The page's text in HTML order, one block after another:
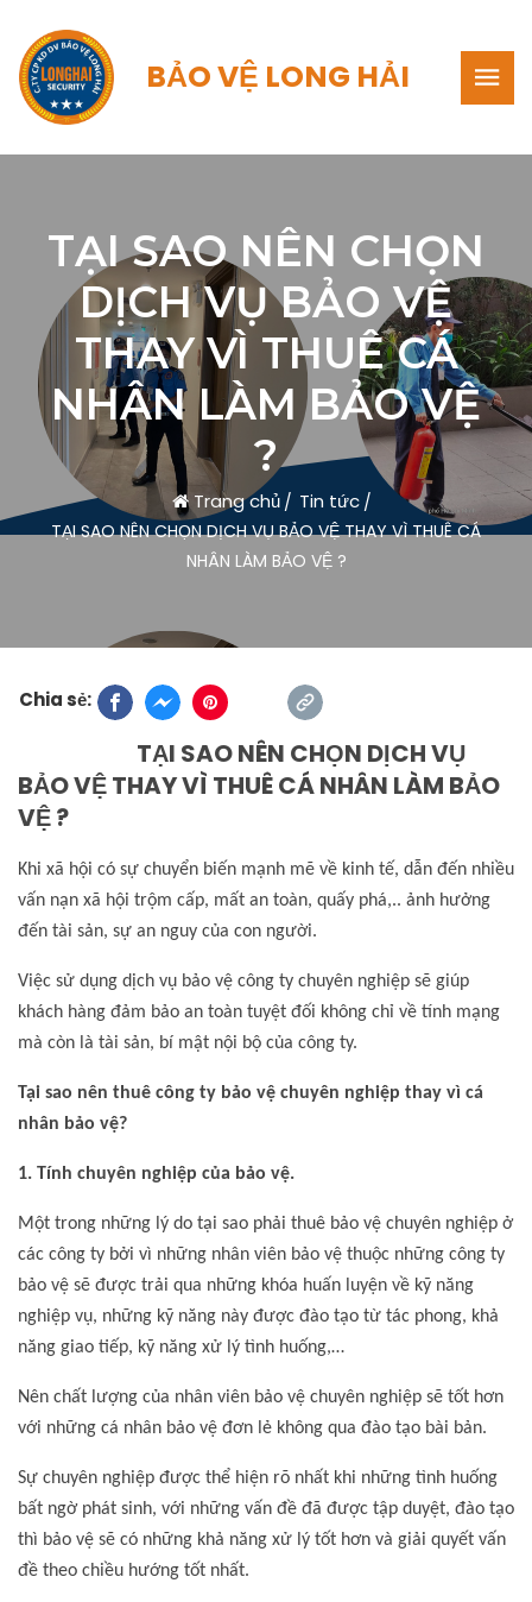
BẢO VỆ LONG HẢI
TẠI SAO NÊN CHỌN
DỊCH VỤ BẢO VỆ
THAY VÌ THUÊ CÁ
NHÂN LÀM BẢO VỆ
?
Trang chủ Tin tức
TẠI SAO NÊN CHỌN DỊCH VỤ BẢO VỆ THAY VÌ THUÊ CÁ
NHÂN LÀM BẢO VỆ ?
Chia sẻ:
TẠI SAO NÊN CHỌN DỊCH VỤ
BẢO VỆ THAY VÌ THUÊ CÁ NHÂN LÀM BẢO
VỆ ?
Khi xã hội có sự chuyển biến mạnh mẽ về kinh tế, dẫn đến nhiều
vấn nạn xã hội trộm cấp, mất an toàn, quấy phá,.. ảnh hưởng
đến tài sản, sự an nguy của con người.
Việc sử dụng dịch vụ bảo vệ công ty chuyên nghiệp sẽ giúp
khách hàng đảm bảo an toàn tuyệt đối không chỉ về tính mạng
mà còn là tài sản, bí mật nội bộ của công ty.
Tại sao nên thuê công ty bảo vệ chuyên nghiệp thay vì cá
nhân bảo vệ?
1. Tính chuyên nghiệp của bảo vệ.
Một trong những lý do tại sao phải thuê bảo vệ chuyên nghiệp ở
các công ty bởi vì những nhân viên bảo vệ thuộc những công ty
bảo vệ sẽ được trải qua những khóa huấn luyện về kỹ năng
nghiệp vụ, những kỹ năng này được đào tạo từ tác phong, khả
năng giao tiếp, kỹ năng xử lý tình huống,…
Nên chất lượng của nhân viên bảo vệ chuyên nghiệp sẽ tốt hơn
với những cá nhân bảo vệ đơn lẻ không qua đào tạo bài bản.
Sự chuyên nghiệp được thể hiện rõ nhất khi những tình huống
bất ngờ phát sinh, với những vấn đề đã được tập duyệt, đào tạo
thì bảo vệ sẽ có những khả năng xử lý tốt hơn và giải quyết vấn
đề theo chiều hướng tốt nhất.